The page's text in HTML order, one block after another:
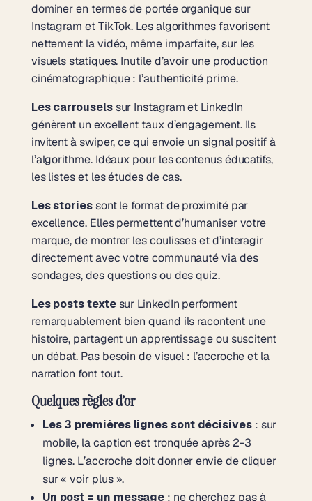
dominer en termes de portée organique sur
Instagram et TikTok. Les algorithmes favorisent
nettement la vidéo, même imparfaite, sur les
visuels statiques. Inutile d’avoir une production
cinématographique : l’authenticité prime.
Les carrouselssur Instagram et LinkedIn
génèrent un excellent taux d’engagement. Ils
invitent à swiper, ce qui envoie un signal positif à
l’algorithme. Idéaux pour les contenus éducatifs,
les listes et les études de cas.
Les storiessont le format de proximité par
excellence. Elles permettent d’humaniser votre
marque, de montrer les coulisses et d’interagir
directement avec votre communauté via des
sondages, des questions ou des quiz.
Les posts textesur LinkedIn performent
remarquablement bien quand ils racontent une
histoire, partagent un apprentissage ou suscitent
un débat. Pas besoin de visuel : l’accroche et la
narration font tout.
Quelques règles d’or
Les 3 premières lignes sont décisives: sur
mobile, la caption est tronquée après 2-3
lignes. L’accroche doit donner envie de cliquer
sur « voir plus ».
Un post = un message : ne cherchez pas à